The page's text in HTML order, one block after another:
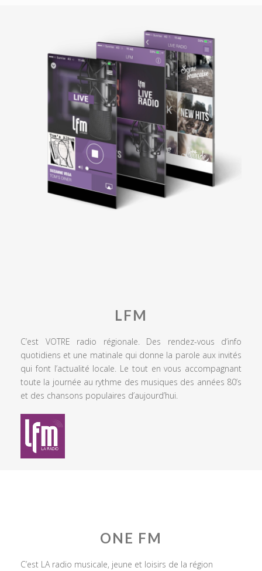
LFM
C’est VOTRE radio régionale. Des rendez-vous d’info
quotidiens et une matinale qui donne la parole aux invités
qui font l’actualité locale. Le tout en vous accompagnant
toute la journée au rythme des musiques des années 80’s
et des chansons populaires d’aujourd’hui.
ONE FM
C’est LA radio musicale, jeune et loisirs de la région